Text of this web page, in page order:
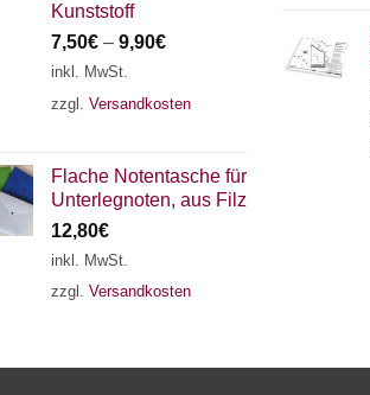
Kunststoff
7,50€ – 9,90€
inkl. MwSt.
zzgl. Versandkosten
Flache Notentasche für
Unterlegnoten, aus Filz
12,80€
inkl. MwSt.
zzgl. Versandkosten